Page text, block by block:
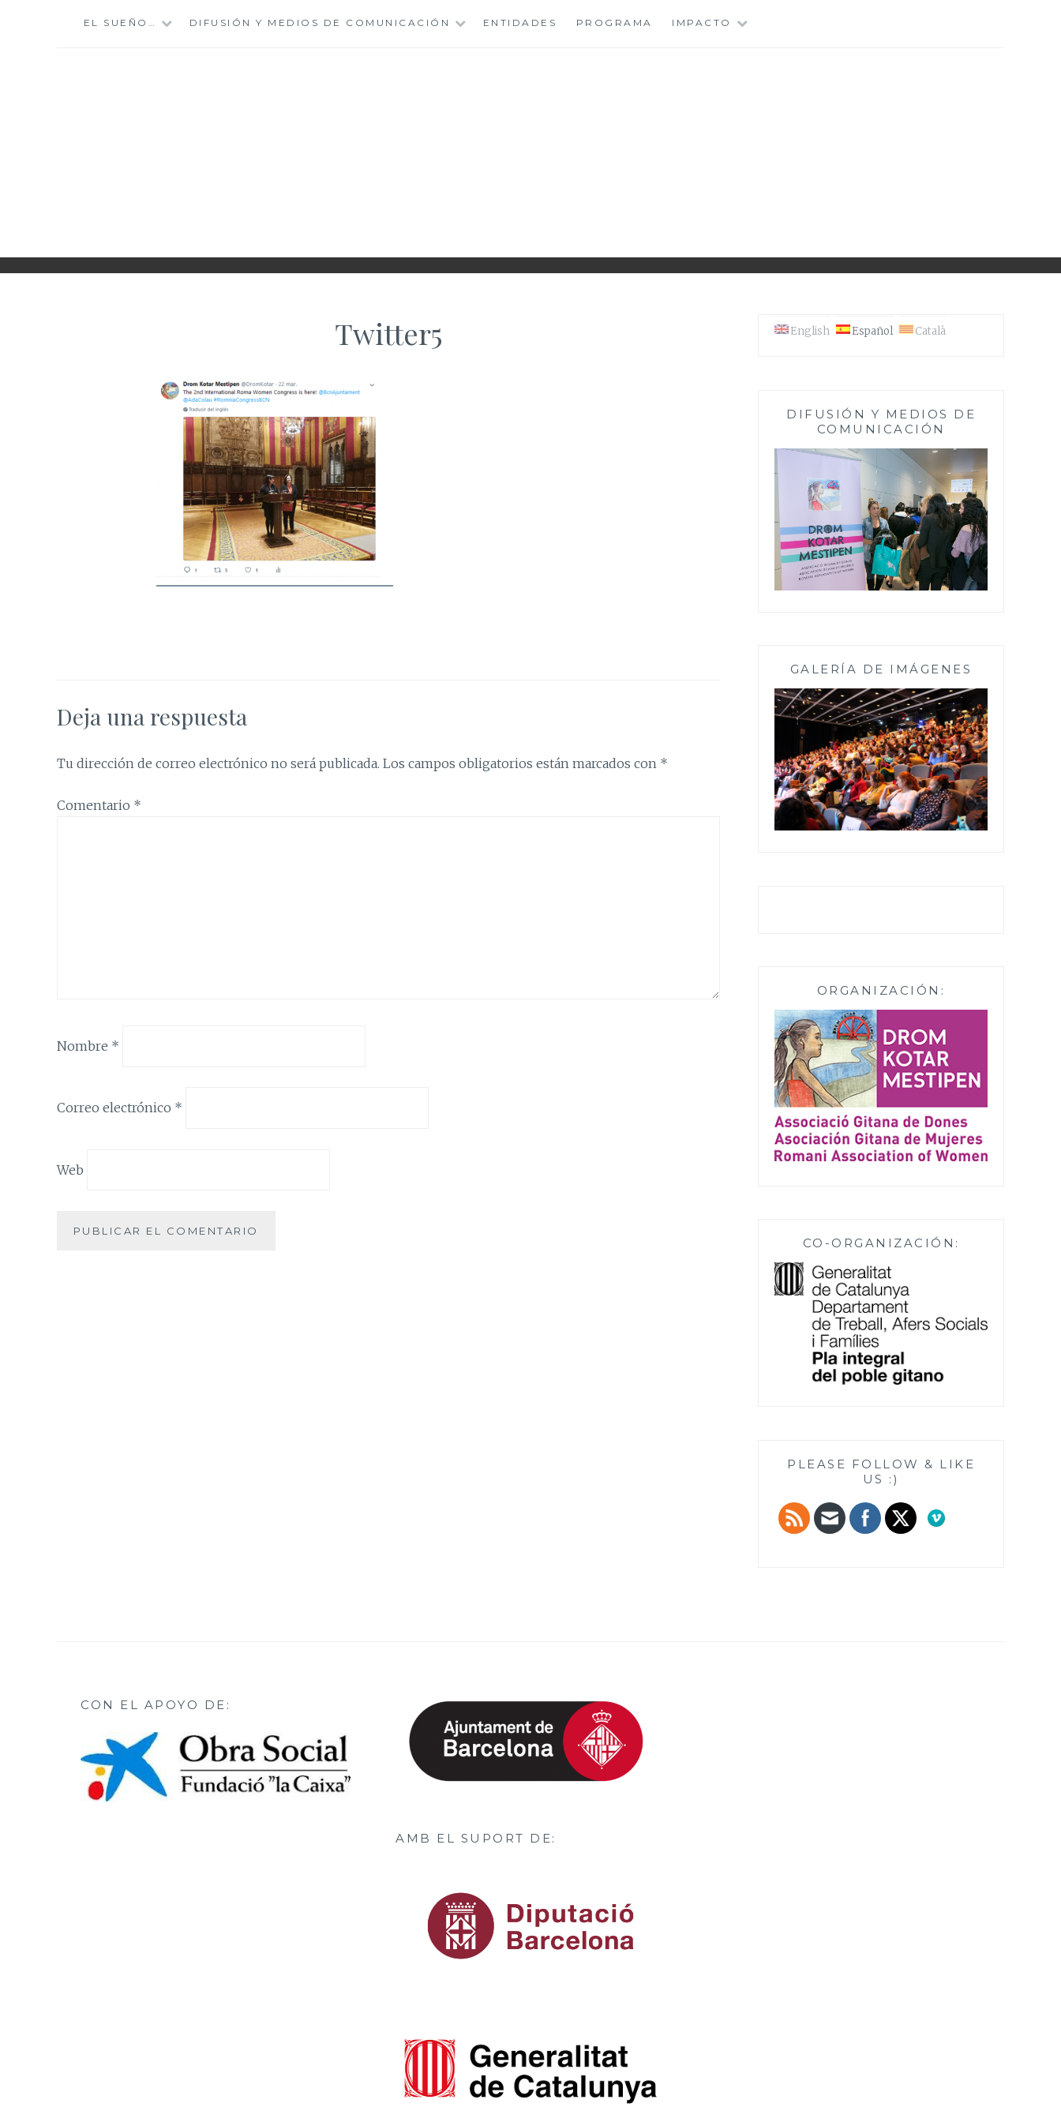
EL SUEÑO… DIFUSIÓN Y MEDIOS DE COMUNICACIÓN ENTIDADES PROGRAMA IMPACTO
Twitter5
Deja una respuesta
Tu dirección de correo electrónico no será publicada. Los campos obligatorios están marcados con *
Comentario *
Nombre *
Correo electrónico *
Web
English Español Català
DIFUSIÓN Y MEDIOS DE
COMUNICACIÓN
GALERÍA DE IMÁGENES
ORGANIZACIÓN:
CO-ORGANIZACIÓN:
PLEASE FOLLOW & LIKE
US :)
CON EL APOYO DE:
AMB EL SUPORT DE: